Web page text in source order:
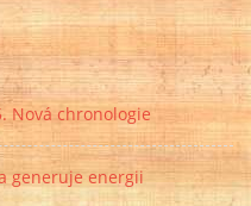
Nová chronologie
generuje energii